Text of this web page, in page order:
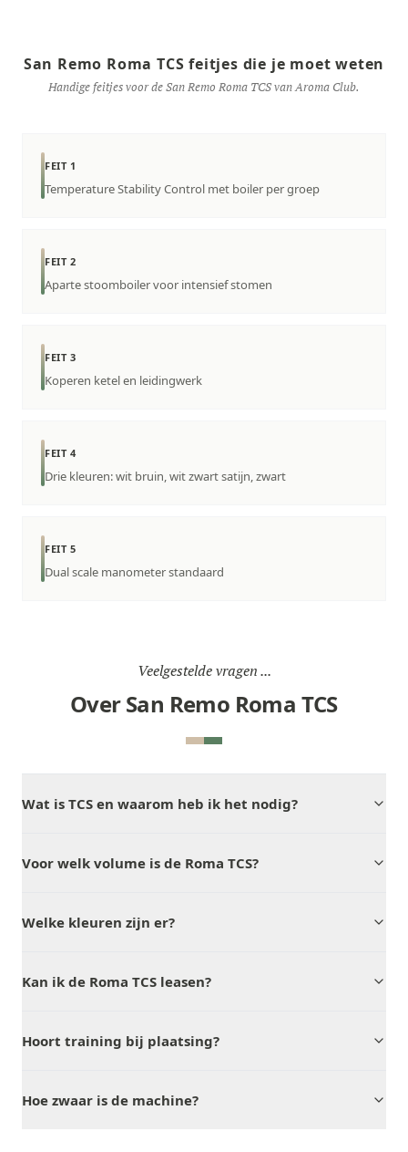
San Remo Roma TCS feitjes die je moet weten
Handige feitjes voor de San Remo Roma TCS van Aroma Club.
FEIT 1
Temperature Stability Control met boiler per groep
FEIT 2
Aparte stoomboiler voor intensief stomen
FEIT 3
Koperen ketel en leidingwerk
FEIT 4
Drie kleuren: wit bruin, wit zwart satijn, zwart
FEIT 5
Dual scale manometer standaard
Veelgestelde vragen ...
Over San Remo Roma TCS
Wat is TCS en waarom heb ik het nodig?
Voor welk volume is de Roma TCS?
Welke kleuren zijn er?
Kan ik de Roma TCS leasen?
Hoort training bij plaatsing?
Hoe zwaar is de machine?